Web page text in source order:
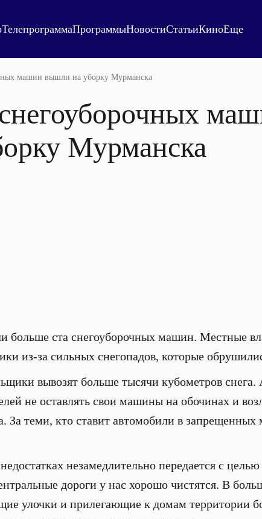
ТелепрограммаПрограммыНовостиСтатьиКиноЕще
машин вышли на уборку Мурманска
Мурманска
больше ста снегоуборочных машин. Местные
из-за сильных снегопадов, которые
вывозят больше тысячи кубометров снега.
не оставлять свои машины на обочинах и
За теми, кто ставит автомобили в запрещенных
незамедлительно передается с
дороги у нас хорошо чистятся. В
улочки и прилегающие к домам территории